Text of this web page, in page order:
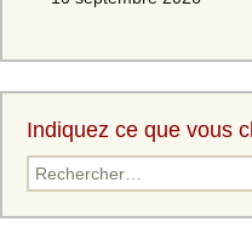
Indiquez ce que vous